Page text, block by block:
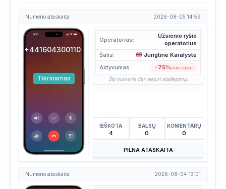
Numerio ataskaita 2026-08-05 14:59
+441604300110
Tikrinamas
Operatorius:
Užsienio ryšio
operatorius
Šalis:
Jungtinė Karalystė
Aktyvumas:
-75%nuo vakar
Šis numeris dar neturi atsiliepimų.
IEŠKOTA
4
BALSŲ
0
KOMENTARŲ
0
PILNA ATASKAITA
Numerio ataskaita 2026-08-04 13:01